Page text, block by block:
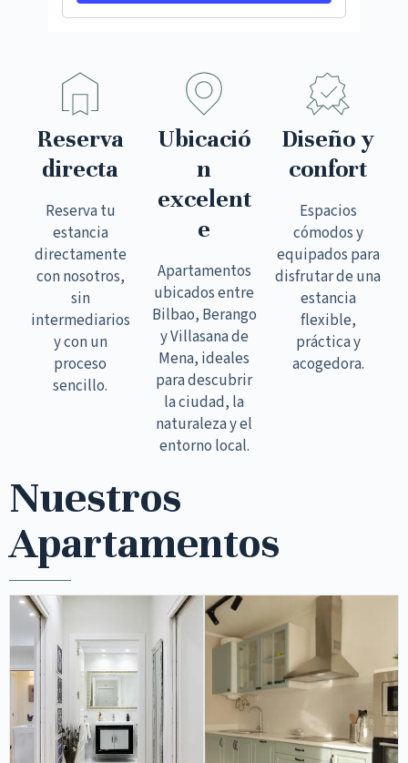
Reserva
directa
Reserva tu
estancia
directamente
con nosotros,
sin
intermediarios
y con un
proceso
sencillo.
Ubicació
n
excelent
e
Apartamentos
ubicados entre
Bilbao, Berango
y Villasana de
Mena, ideales
para descubrir
la ciudad, la
naturaleza y el
entorno local.
Diseño y
confort
Espacios
cómodos y
equipados para
disfrutar de una
estancia
flexible,
práctica y
acogedora.
Nuestros
Apartamentos